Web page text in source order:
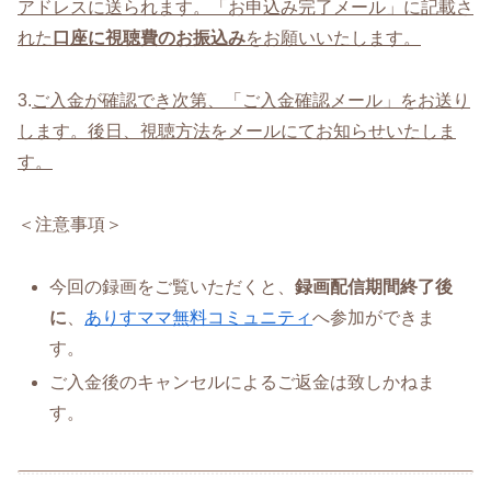
アドレスに送られます。「お申込み完了メール」に記載さ
れた 口座に視聴費のお振込みをお願いいたします。
3.ご入金が確認でき次第、「ご入金確認メール」をお送り
します。後日、視聴方法をメールにてお知らせいたしま
す。
＜注意事項＞
今回の録画をご覧いただくと、録画配信期間終了後
に
ありすママ無料コミュニティへ参加ができま
す。
ご入金後のキャンセルによるご返金は致しかねま
す。